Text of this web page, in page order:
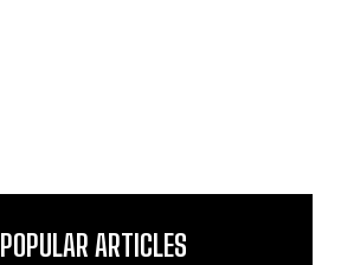
POPULAR ARTICLES